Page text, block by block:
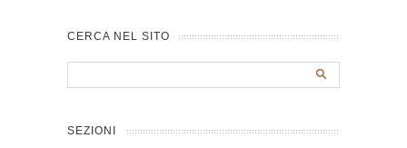
CERCA NEL SITO
SEZIONI